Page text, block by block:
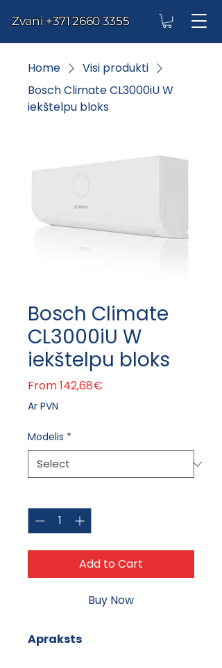
Zvani +371 2660 3355
Home
Visi produkti
Bosch Climate CL3000iU W
iekštelpu bloks
Bosch Climate
CL3000iU W
iekštelpu bloks
From142,68€
Ar PVN
Modelis *
Add to Cart
Buy Now
Apraksts